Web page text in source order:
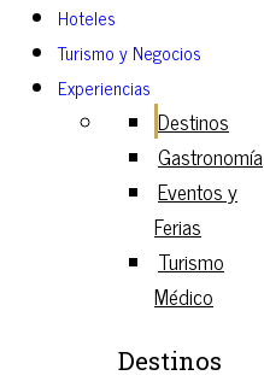
Hoteles
Turismo y Negocios
Experiencias
Destinos
Gastronomía
Eventos y
Ferias
Turismo
Médico
Destinos